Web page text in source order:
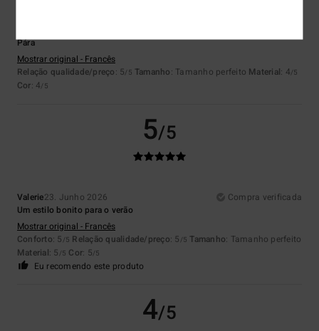
Pára
Mostrar original - Francês
Relação qualidade/preço: 5/5 Tamanho: Tamanho perfeito Material: 4/5
Cor: 4/5
5/5
Valerie23. Junho 2026
Compra verificada
Um estilo bonito para o verão
Mostrar original - Francês
Conforto: 5 /5 Relação qualidade/preço: 5 /5 Tamanho: Tamanho perfeito
Material: 5 /5 Cor: 5/5
Eu recomendo este produto
4/5